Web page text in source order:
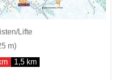
Lifte
m)
1,5 km